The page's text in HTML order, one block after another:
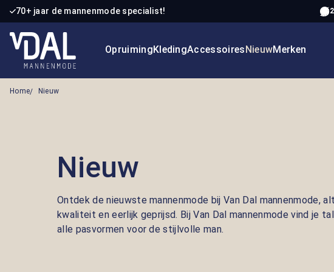
de hoofdinhoud
Ga naar de zoekopdracht
Ga naar de hoofdnavigatie
70+ jaar de mannenmode specialist!
OpruimingKledingAccessoiresNieuwMerken
Home Nieuw
Nieuw
Ontdek de nieuwste mannenmode bij Van Dal mannenmode,
kwaliteit en eerlijk geprijsd. Bij Van Dal mannenmode vind je
alle pasvormen voor de stijlvolle man.